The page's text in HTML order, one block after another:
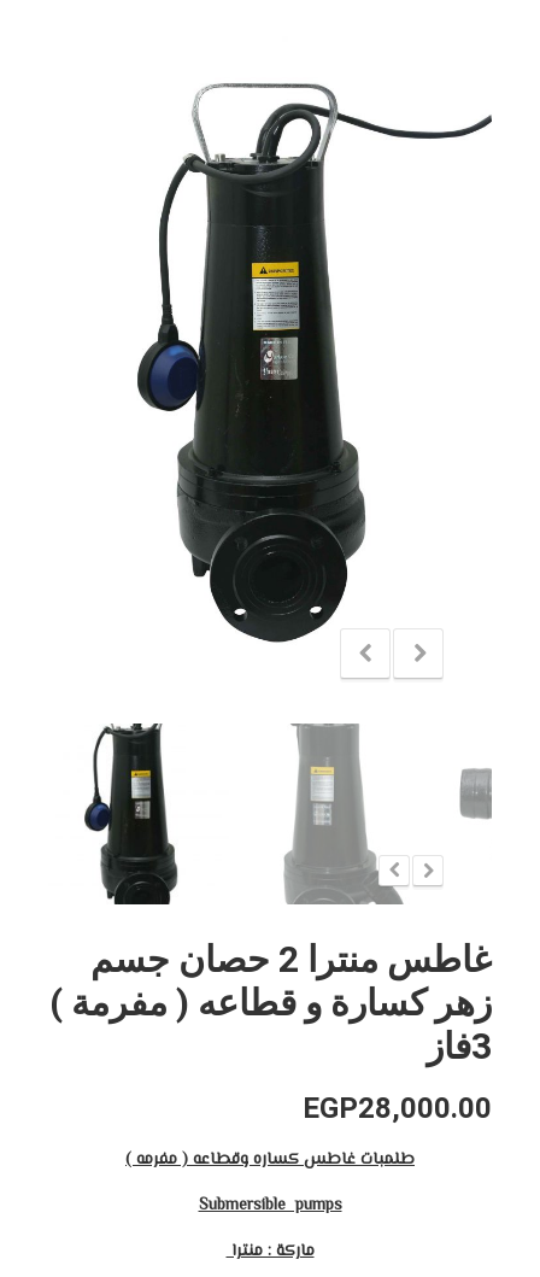
غاطس منترا 2 حصان جسم
زهر كسارة و قطاعه ( مفرمة )
3فاز
EGP28,000.00
طلمبات غاطس كساره وقطاعه ( مفرمه )
Submersible pumps
ماركة : منترا